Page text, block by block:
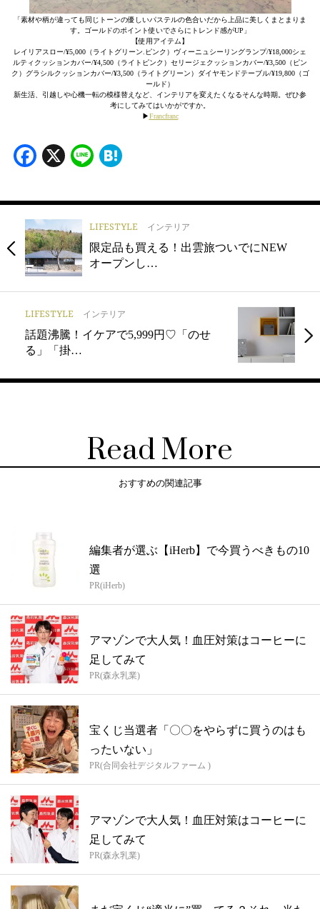
「素材や柄が違っても同じトーンの優しいパステルの色合いだから上品に美しくまとまりま
す。ゴールドのポイント使いでさらにトレンド感がUP」
【使用アイテム】
レイリアスロー/¥5,000（ライトグリーン.ピンク）ヴィーニュシーリングランプ/¥18,000シェ
ルティクッションカバー/¥4,500（ライトピンク）セリージェクッションカバー/¥3,500（ピン
ク）グラシルクッションカバー/¥3,500（ライトグリーン）ダイヤモンドテーブル/¥19,800（ゴ
ールド）
新生活、引越しや心機一転の模様替えなど、インテリアを変えたくなるそんな時期。ぜひ参
考にしてみてはいかがですか。
▶︎Francfranc
Facebook
X Line
LIFESTYLE インテリア
限定品も買える！出雲旅ついでにNEW
オープンし…
LIFESTYLE インテリア
話題沸騰！イケアで5,999円♡「のせ
る」「掛…
Read More
おすすめの関連記事
編集者が選ぶ【iHerb】で今買うべきもの10
選
PR(iHerb)
アマゾンで大人気！血圧対策はコーヒーに
足してみて
PR(森永乳業)
宝くじ当選者「〇〇をやらずに買うのはも
ったいない」
PR(合同会社デジタルファーム )
アマゾンで大人気！血圧対策はコーヒーに
足してみて
PR(森永乳業)